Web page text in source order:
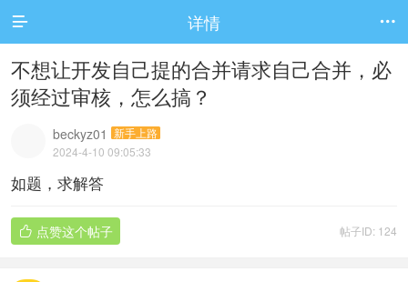
 详情 
不想让开发自己提的合并请求自己合并，必
须经过审核，怎么搞？
beckyz01
新手上路
2024-4-10 09:05:33
如题，求解答
帖子ID: 124
 点赞这个帖子